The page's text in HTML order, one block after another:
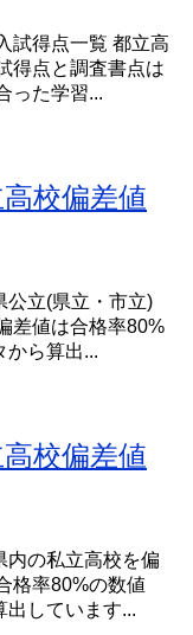
試得点一覧 都立高
得点と調査書点は
った学習...
校偏差値
公立(県立・市立)
差値は合格率80%
から算出...
校偏差値
内の私立高校を偏
格率80%の数値
出しています...